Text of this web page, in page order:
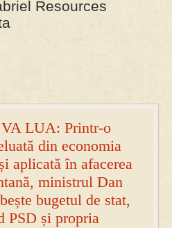
porci în costume, cu gulere albe
Resources
LUA: Printr-o
din economia
aplicată în afacerea
ministrul Dan
bugetul de stat,
PSD și propria